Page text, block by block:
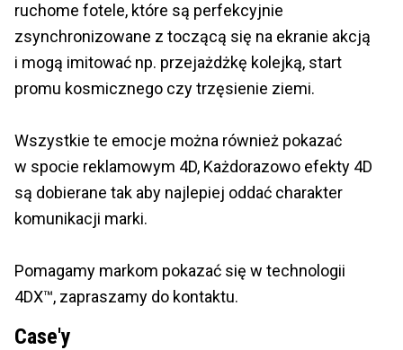
ruchome fotele, które są perfekcyjnie
zsynchronizowane z toczącą się na ekranie akcją
i mogą imitować np. przejażdżkę kolejką, start
promu kosmicznego czy trzęsienie ziemi.
Wszystkie te emocje można również pokazać
w spocie reklamowym 4D, Każdorazowo efekty 4D
są dobierane tak aby najlepiej oddać charakter
komunikacji marki.
Pomagamy markom pokazać się w technologii
4DX™, zapraszamy do kontaktu.
Case'y